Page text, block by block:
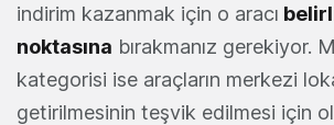
indirim kazanmak için o aracı
noktasına bırakmanız gerekiyor.
kategorisi ise araçların merkezi
getirilmesinin teşvik edilmesi için